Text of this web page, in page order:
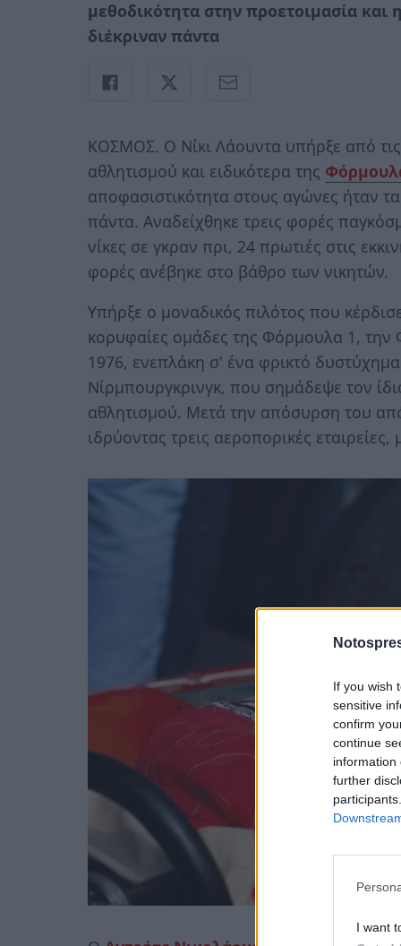
If you wish
sensitive
confirm
continue
information
further
I want
μεθοδικότητα στην προετοιμασία
διέκριναν πάντα
ΚΟΣΜΟΣ. Ο Νίκι Λάουντα υπήρξε από
αθλητισμού και ειδικότερα της
αποφασιστικότητα στους αγώνες ήταν
πάντα. Αναδείχθηκε τρεις φορές
νίκες σε γκραν πρι, 24 πρωτιές στις
φορές ανέβηκε στο βάθρο των νικητών.
Υπήρξε ο μοναδικός πιλότος που
κορυφαίες ομάδες της Φόρμουλα 1,
1976, ενεπλάκη σ' ένα φρικτό
Νίρμπουργκρινγκ, που σημάδεψε τον
αθλητισμού. Μετά την απόσυρση του από
ιδρύοντας τρεις αεροπορικές